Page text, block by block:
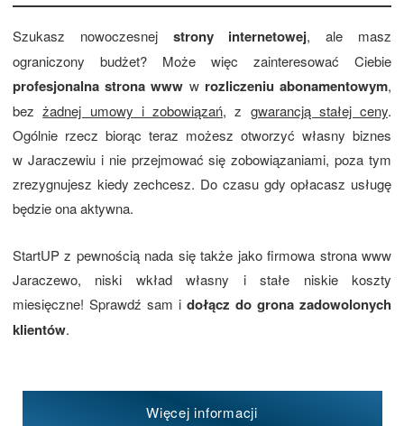
Szukasz nowoczesnej strony internetowej, ale masz
ograniczony budżet? Może więc zainteresować Ciebie
profesjonalna strona www w rozliczeniu abonamentowym,
bezżadnej umowy i zobowiązań, z gwarancją stałej ceny.
Ogólnie rzecz biorąc teraz możesz otworzyć własny biznes
w Jaraczewiu i nie przejmować się zobowiązaniami, poza tym
zrezygnujesz kiedy zechcesz. Do czasu gdy opłacasz usługę
będzie ona aktywna.
StartUP z pewnością nada się także jako firmowa strona www
Jaraczewo, niski wkład własny i stałe niskie koszty
miesięczne! Sprawdź sam i dołącz do grona zadowolonych
klientów.
Więcej informacji